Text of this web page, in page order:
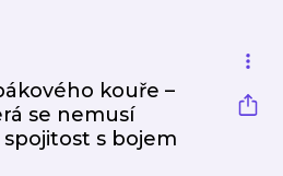
kouře –
se nemusí
s bojem